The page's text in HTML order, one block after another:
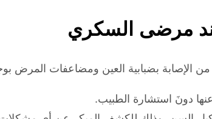
عند مرضى السكري
بضبابية العين ومضاعفات المرض
دونَ استشارة الطبيب.